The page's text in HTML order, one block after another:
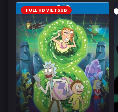
FULL HD VIETSUB